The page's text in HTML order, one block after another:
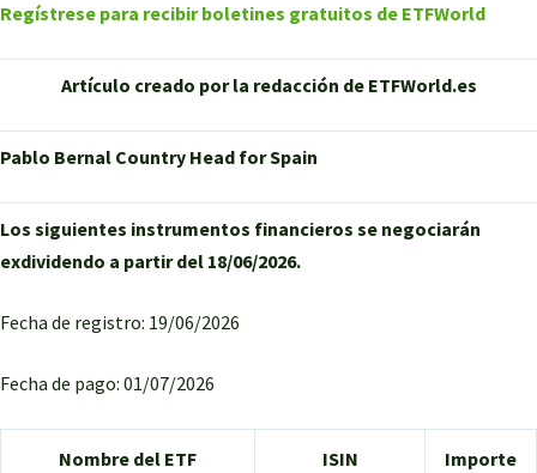
Regístrese para recibir boletines gratuitos de ETFWorld
Artículo creado por la redacción de ETFWorld.es
Pablo Bernal Country Head for Spain
Los siguientes instrumentos financieros se negociarán
exdividendo a partir del 18/06/2026.
Fecha de registro: 19/06/2026
Fecha de pago: 01/07/2026
Nombre del ETF ISIN Importe